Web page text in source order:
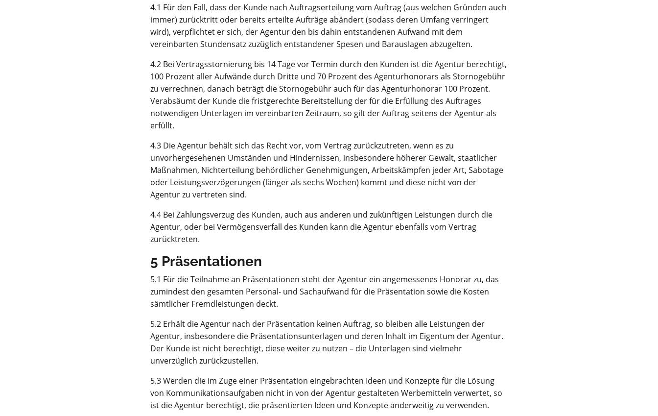
4.1 Für den Fall, dass der Kunde nach Auftragserteilung vom Auftrag (aus welchen Gründen auch
immer) zurücktritt oder bereits erteilte Aufträge abändert (sodass deren Umfang verringert
wird), verpflichtet er sich, der Agentur den bis dahin entstandenen Aufwand mit dem
vereinbarten Stundensatz zuzüglich entstandener Spesen und Barauslagen abzugelten.
4.2 Bei Vertragsstornierung bis 14 Tage vor Termin durch den Kunden ist die Agentur berechtigt,
100 Prozent aller Aufwände durch Dritte und 70 Prozent des Agenturhonorars als Stornogebühr
zu verrechnen, danach beträgt die Stornogebühr auch für das Agenturhonorar 100 Prozent.
Verabsäumt der Kunde die fristgerechte Bereitstellung der für die Erfüllung des Auftrages
notwendigen Unterlagen im vereinbarten Zeitraum, so gilt der Auftrag seitens der Agentur als
erfüllt.
4.3 Die Agentur behält sich das Recht vor, vom Vertrag zurückzutreten, wenn es zu
unvorhergesehenen Umständen und Hindernissen, insbesondere höherer Gewalt, staatlicher
Maßnahmen, Nichterteilung behördlicher Genehmigungen, Arbeitskämpfen jeder Art, Sabotage
oder Leistungsverzögerungen (länger als sechs Wochen) kommt und diese nicht von der
Agentur zu vertreten sind.
4.4 Bei Zahlungsverzug des Kunden, auch aus anderen und zukünftigen Leistungen durch die
Agentur, oder bei Vermögensverfall des Kunden kann die Agentur ebenfalls vom Vertrag
zurücktreten.
5 Präsentationen
5.1 Für die Teilnahme an Präsentationen steht der Agentur ein angemessenes Honorar zu, das
zumindest den gesamten Personal- und Sachaufwand für die Präsentation sowie die Kosten
sämtlicher Fremdleistungen deckt.
5.2 Erhält die Agentur nach der Präsentation keinen Auftrag, so bleiben alle Leistungen der
Agentur, insbesondere die Präsentationsunterlagen und deren Inhalt im Eigentum der Agentur.
Der Kunde ist nicht berechtigt, diese weiter zu nutzen – die Unterlagen sind vielmehr
unverzüglich zurückzustellen.
5.3 Werden die im Zuge einer Präsentation eingebrachten Ideen und Konzepte für die Lösung
von Kommunikationsaufgaben nicht in von der Agentur gestalteten Werbemitteln verwertet, so
ist die Agentur berechtigt, die präsentierten Ideen und Konzepte anderweitig zu verwenden.